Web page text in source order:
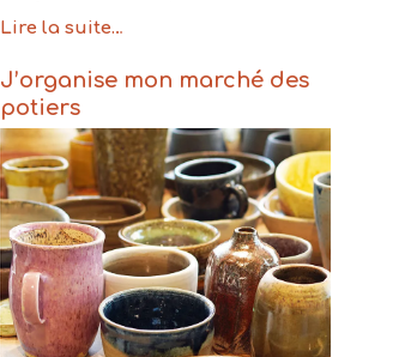
Lire la suite…
J’organise mon marché des
potiers